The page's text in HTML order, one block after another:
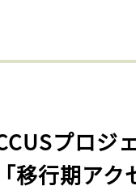
プロジ
移行期アク